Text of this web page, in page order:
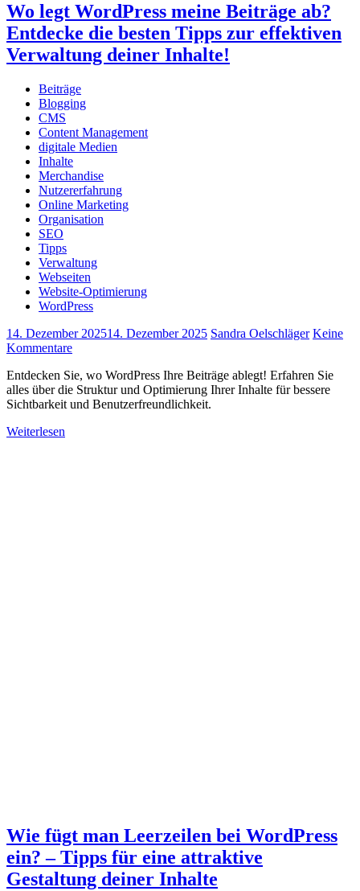
Wo legt WordPress meine Beiträge ab?
Entdecke die besten Tipps zur effektiven
Verwaltung deiner Inhalte!
Beiträge
Blogging
CMS
Content Management
digitale Medien
Inhalte
Merchandise
Nutzererfahrung
Online Marketing
Organisation
SEO
Tipps
Verwaltung
Webseiten
Website-Optimierung
WordPress
14. Dezember 202514. Dezember 2025 Sandra Oelschläger Keine
Kommentare
Entdecken Sie, wo WordPress Ihre Beiträge ablegt! Erfahren Sie
alles über die Struktur und Optimierung Ihrer Inhalte für bessere
Sichtbarkeit und Benutzerfreundlichkeit.
Weiterlesen
Wie fügt man Leerzeilen bei WordPress
ein? – Tipps für eine attraktive
Gestaltung deiner Inhalte